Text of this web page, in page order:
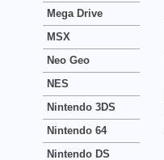
Mega Drive
MSX
Neo Geo
NES
Nintendo 3DS
Nintendo 64
Nintendo DS